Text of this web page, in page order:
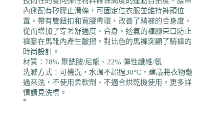
內側配有矽膠止滑條，可固定住衣服並維持褲頭位
置。帶有雙鈕扣和寬腰帶環，改善了騎褲的合身度，
從而增加了穿著舒適度。合身、透氣的褲腳束口防止
褲腳在馬靴內產生皺摺。對比色的馬褲突顯了騎褲的
時尚設計。
材質：78% 聚酰胺/尼龍、22% 彈性纖維/氨
洗滌方式：可機洗，水溫不超過30°C，建議將衣物翻
過來洗，不使用柔軟劑、不適合烘乾機使用。更多詳
情請見洗標。
*